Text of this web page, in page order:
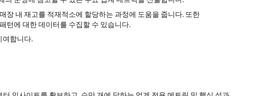
장 내 재고를 적재적소에 할당하는 과정에 도움을 줍니다. 또한
턴에 대한 데이터를 수집할 수 있습니다.
여합니다.